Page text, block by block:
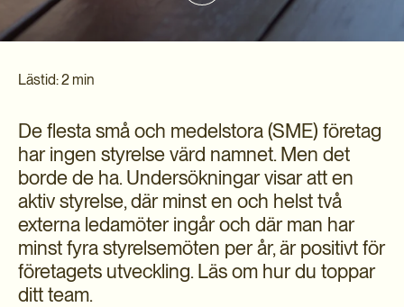
Lästid: 2 min
De flesta små och medelstora (SME) företag
har ingen styrelse värd namnet. Men det
borde de ha. Undersökningar visar att en
aktiv styrelse, där minst en och helst två
externa ledamöter ingår och där man har
minst fyra styrelsemöten per år, är positivt för
företagets utveckling. Läs om hur du toppar
ditt team.